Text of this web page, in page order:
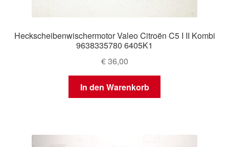
Heckscheibenwischermotor Valeo Citroën C5 I II Kombi
9638335780 6405K1
€36,00
In den Warenkorb